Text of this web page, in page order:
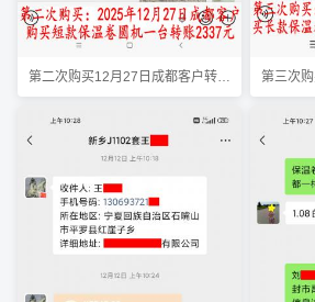
第二次购买12月27日成都客户转账2337元